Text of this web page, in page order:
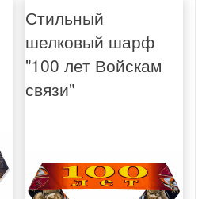
Стильный
шелковый шарф
"100 лет Войскам
связи"